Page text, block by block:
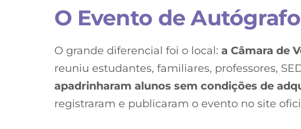
O Evento de
O grande diferencial foi o local: a Câmara de
reuniu estudantes, familiares, professores,
apadrinharam alunos sem condições de
registraram e publicaram o evento no site